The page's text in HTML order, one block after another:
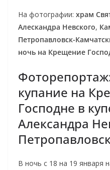
На фотографии: храм
Алескандра Невского,
Петропавловск-
ночь на Крещение
купание на
Господне в
Александра
В ночь с 18 на 19 января